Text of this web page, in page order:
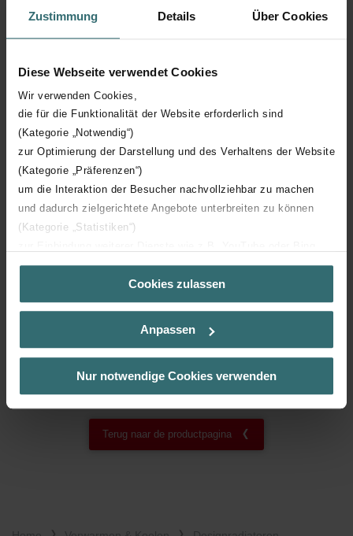
Zustimmung Details Über Cookies
Diese Webseite verwendet Cookies
Wir verwenden Cookies,
die für die Funktionalität der Website erforderlich sind
(Kategorie „Notwendig“)
zur Optimierung der Darstellung und des Verhaltens der Website
(Kategorie „Präferenzen“)
um die Interaktion der Besucher nachvollziehbar zu machen
und dadurch zielgerichtete Angebote unterbreiten zu können
(Kategorie „Statistiken“)
(Kategorie „Marketing“)
Über „Details zeigen“ bzw. die Datenschutzerklärung erhalten
Sie weitere Informationen. Durch die Auswahl der Kategorie
der Auswahl von „Statistiken“ willigen Sie ein, dass wir Ihren
Besuchsverlauf auf unserer Website verwenden, um Ihnen die
bestmögliche Nutzererfahrung zu ermöglichen und Ihnen
selbstverständlich über einen Link in der Datenschutzerklärung
Cookies zulassen
Anpassen
Nur notwendige Cookies verwenden
Diepte 100 mm
Aantal elementen
Oriëntatie V
CE certificaat Y
NF certificaat 00
Downloads
Terug naar de productpagina